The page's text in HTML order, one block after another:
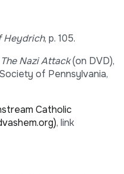
Heydrich, p. 105.
Nazi Attack(on DVD),
of Pennsylvania,
Catholic
, link